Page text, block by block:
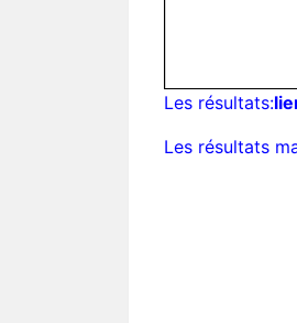
Les résultats:
Les résultats